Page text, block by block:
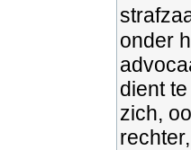
onder
dient
zich,